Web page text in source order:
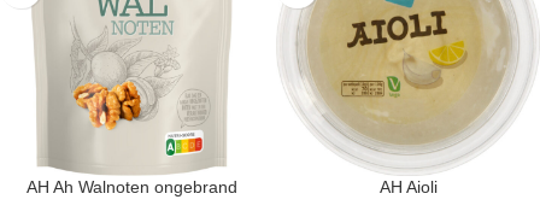
AH Ah Walnoten ongebrand AH Aioli